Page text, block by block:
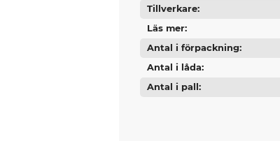
Tillverkare
Läs mer
Antal i förpackning
Antal i låda
Antal i pall